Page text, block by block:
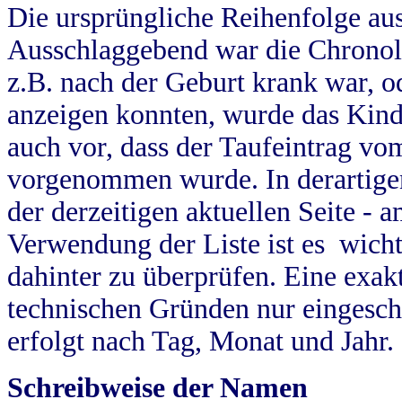
Die ursprüngliche Reihenfolge
Ausschlaggebend war die
z.B. nach der Geburt krank war,
anzeigen konnten, wurde das
auch vor, dass der Taufeintrag
vorgenommen wurde. In
der derzeitigen aktuellen Seite -
Verwendung der Liste ist es
dahinter zu überprüfen. Eine
technischen Gründen nur
erfolgt nach Tag, Monat und Jahr.
Schreibweise der Namen